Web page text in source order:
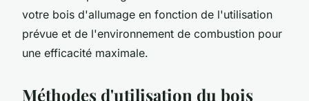
votre bois d'allumage en fonction de l'utilisation
prévue et de l'environnement de combustion pour
une efficacité maximale.
Méthodes d'utilisation du bois